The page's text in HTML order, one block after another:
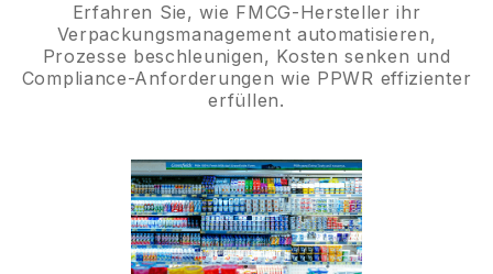
Erfahren Sie, wie FMCG-Hersteller ihr
Verpackungsmanagement automatisieren,
Prozesse beschleunigen, Kosten senken und
Compliance-Anforderungen wie PPWR effizienter
erfüllen.